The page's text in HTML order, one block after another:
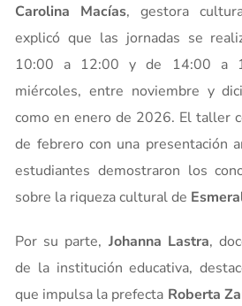
Carolina Macías, gestora
explicó que las jornadas se
10:00 a 12:00 y de 14:00 a
miércoles, entre noviembre y
como en enero de 2026. El taller
de febrero con una presentación
estudiantes demostraron los
sobre la riqueza cultural de
Por su parte, Johanna Lastra,
de la institución educativa,
que impulsa la prefecta Roberta